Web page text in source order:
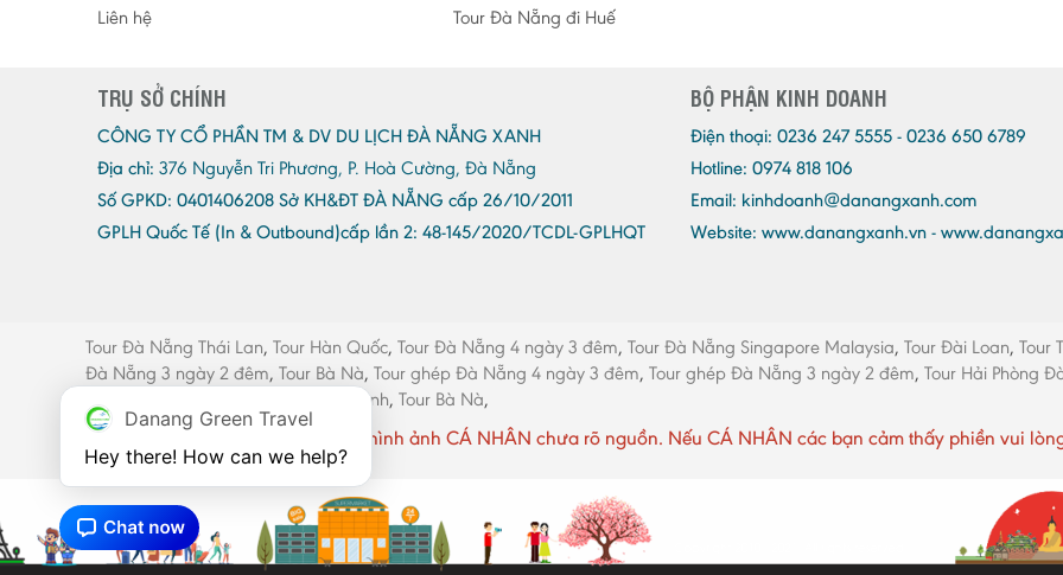
Liên hệ
Tour Đà Nẵng đi Huế
TRỤ SỞ CHÍNH
CÔNG TY CỔ PHẦN TM & DV DU LỊCH ĐÀ NẴNG XANH
Địa chỉ: 376 Nguyễn Tri Phương, P. Hoà Cường, Đà Nẵng
Số GPKD: 0401406208 Sở KH&ĐT ĐÀ NẴNG cấp 26/10/2011
GPLH Quốc Tế (In & Outbound)cấp lần 2: 48-145/2020/TCDL-GPLHQT
BỘ PHẬN KINH DOANH
Điện thoại: 0236 247 5555 - 0236 650 6789
Hotline: 0974 818 106
Email: kinhdoanh@danangxanh.com
Website: www.danangxanh.vn -
Tour Đà Nẵng Thái Lan, Tour Hàn Quốc, Tour Đà Nẵng 4 ngày 3 đêm, Tour Đà Nẵng Singapore Malaysia, Tour Đài Loan, Tour
Đà Nẵng 3 ngày 2 đêm, Tour Bà Nà, Tour ghép Đà Nẵng 4 ngày 3 đêm, Tour ghép Đà Nẵng 3 ngày 2 đêm, Tour Hải Phòng
Thang máy Quảng Bình, Tour Bà Nà,
Website có sử dụng một số hình ảnh CÁ NHÂN chưa rõ nguồn. Nếu CÁ NHÂN các bạn cảm thấy phiền vui
Danang Green Travel
Hey there! How can we help?